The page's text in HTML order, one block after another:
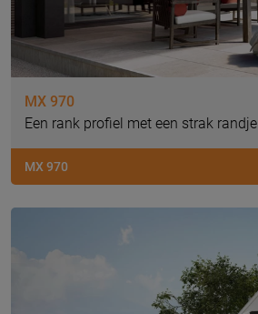
MX 970
Een rank profiel met een strak randje
MX 970